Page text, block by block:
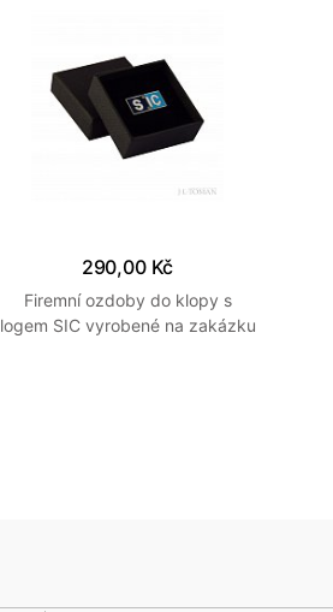
290,00 Kč
Firemní ozdoby do klopy s
logem SIC vyrobené na zakázku